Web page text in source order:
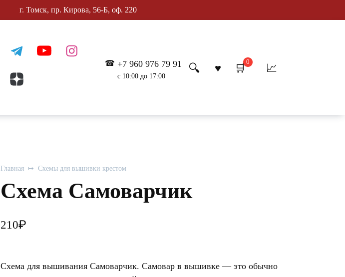
г. Томск, пр. Кирова, 56-Б, оф. 220
+7 960 976 79 91
с 10:00 до 17:00
0
Главная Схемы для вышивки крестом
Схема Самоварчик
210₽
Схема для вышивания Самоварчик. Самовар в вышивке — это обычно